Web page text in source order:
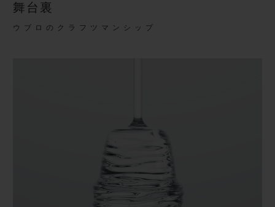
舞台裏
ウブロのクラフツマンシップ